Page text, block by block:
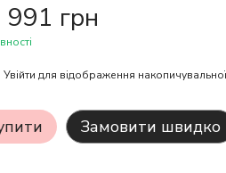
991 грн
Увійти для відображення
Замовити швидко